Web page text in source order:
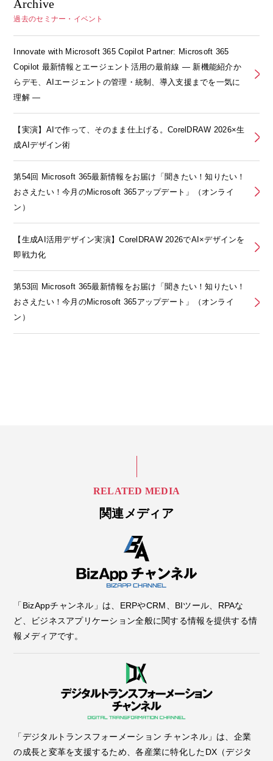
Archive
過去のセミナー・イベント
Innovate with Microsoft 365 Copilot Partner: Microsoft 365
Copilot 最新情報とエージェント活用の最前線 ― 新機能紹介か
らデモ、AIエージェントの管理・統制、導入支援までを一気に
理解 ―
【実演】AIで作って、そのまま仕上げる。CorelDRAW 2026×生
成AIデザイン術
第54回 Microsoft 365最新情報をお届け「聞きたい！知りたい！
おさえたい！今月のMicrosoft 365アップデート」（オンライ
ン）
【生成AI活用デザイン実演】CorelDRAW 2026でAI×デザインを
即戦力化
第53回 Microsoft 365最新情報をお届け「聞きたい！知りたい！
おさえたい！今月のMicrosoft 365アップデート」（オンライ
ン）
RELATED MEDIA
関連メディア
「BizAppチャンネル」は、ERPやCRM、BIツール、RPAな
ど、ビジネスアプリケーション全般に関する情報を提供する情
報メディアです。
「デジタルトランスフォーメーション チャンネル」は、企業
の成長と変革を支援するため、各産業に特化したDX（デジタ